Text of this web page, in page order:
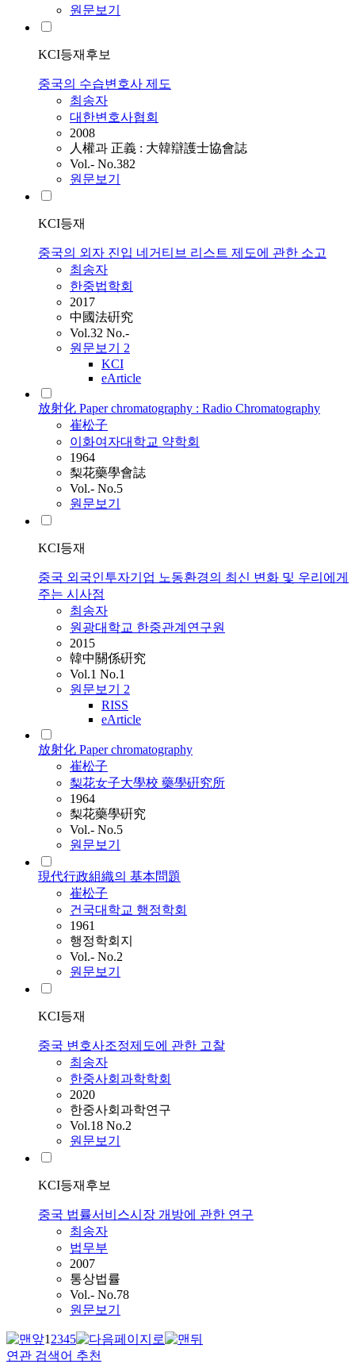
원문보기
KCI등재후보
중국의 수습변호사 제도
최송자
대한변호사협회
2008
人權과 正義 : 大韓辯護士協會誌
Vol.- No.382
원문보기
KCI등재
중국의 외자 진입 네거티브 리스트 제도에 관한 소고
최송자
한중법학회
2017
中國法硏究
Vol.32 No.-
원문보기 2
KCI
eArticle
放射化 Paper chromatography : Radio Chromatography
崔松子
이화여자대학교 약학회
1964
梨花藥學會誌
Vol.- No.5
원문보기
KCI등재
중국 외국인투자기업 노동환경의 최신 변화 및 우리에게
주는 시사점
최송자
원광대학교 한중관계연구원
2015
韓中關係硏究
Vol.1 No.1
원문보기 2
RISS
eArticle
放射化 Paper chromatography
崔松子
梨花女子大學校 藥學硏究所
1964
梨花藥學硏究
Vol.- No.5
원문보기
現代行政組織의 基本問題
崔松子
건국대학교 행정학회
1961
행정학회지
Vol.- No.2
원문보기
KCI등재
중국 변호사조정제도에 관한 고찰
최송자
한중사회과학학회
2020
한중사회과학연구
Vol.18 No.2
원문보기
KCI등재후보
중국 법률서비스시장 개방에 관한 연구
최송자
법무부
2007
통상법률
Vol.- No.78
원문보기
12345
연관 검색어 추천